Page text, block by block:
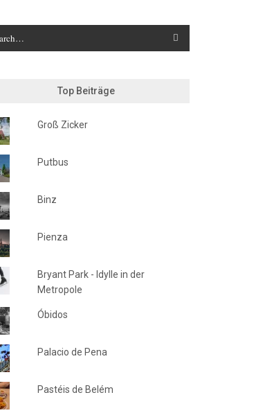
Top Beiträge
Groß Zicker
Putbus
Binz
Pienza
Bryant Park - Idylle in der
Metropole
Óbidos
Palacio de Pena
Pastéis de Belém